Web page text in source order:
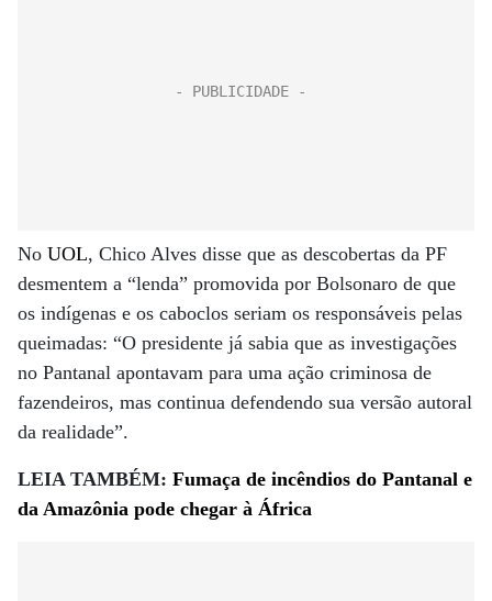
No UOL, Chico Alves disse que as descobertas da PF
desmentem a “lenda” promovida por Bolsonaro de que
os indígenas e os caboclos seriam os responsáveis pelas
queimadas: “O presidente já sabia que as investigações
no Pantanal apontavam para uma ação criminosa de
fazendeiros, mas continua defendendo sua versão autoral
da realidade”.
LEIA TAMBÉM: Fumaça de incêndios do Pantanal e
da Amazônia pode chegar à África